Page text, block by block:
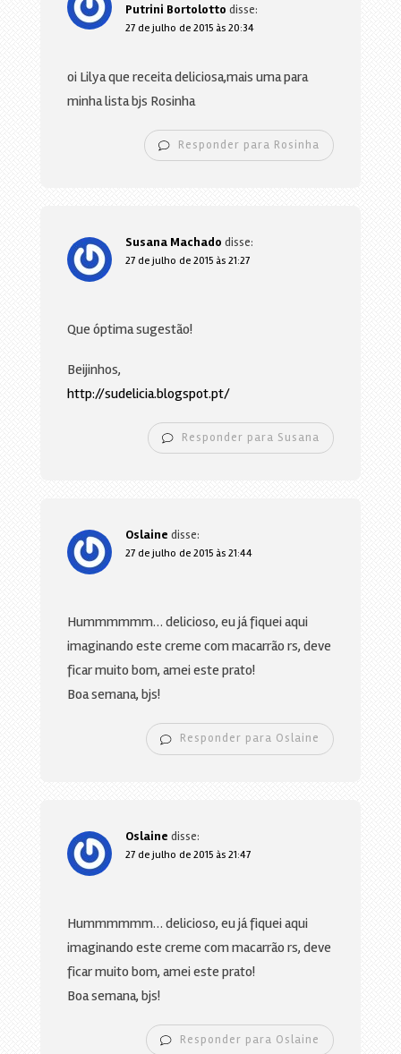
Putrini Bortolotto disse:
27 de julho de 2015 às 20:34
oi Lilya que receita deliciosa,mais uma para
minha lista bjs Rosinha
Responder para Rosinha
Susana Machado disse:
27 de julho de 2015 às 21:27
Que óptima sugestão!
Beijinhos,
http://sudelicia.blogspot.pt/
Responder para Susana
Oslaine disse:
27 de julho de 2015 às 21:44
Hummmmmm… delicioso, eu já fiquei aqui
imaginando este creme com macarrão rs, deve
ficar muito bom, amei este prato!
Boa semana, bjs!
Responder para Oslaine
Oslaine disse:
27 de julho de 2015 às 21:47
Hummmmmm… delicioso, eu já fiquei aqui
imaginando este creme com macarrão rs, deve
ficar muito bom, amei este prato!
Boa semana, bjs!
Responder para Oslaine